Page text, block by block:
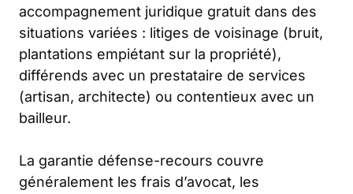
accompagnement juridique gratuit dans des
situations variées : litiges de voisinage (bruit,
plantations empiétant sur la propriété),
différends avec un prestataire de services
(artisan, architecte) ou contentieux avec un
bailleur.
La garantie défense-recours couvre
généralement les frais d’avocat, les